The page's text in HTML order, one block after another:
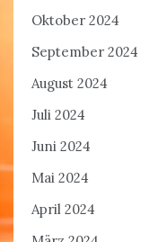
Oktober 2024
September 2024
August 2024
Juli 2024
Juni 2024
Mai 2024
April 2024